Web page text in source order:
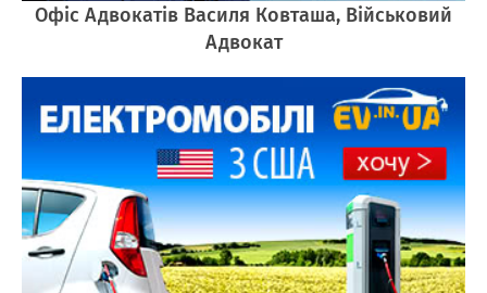
Офіс Адвокатів Василя Ковташа, Військовий
Адвокат